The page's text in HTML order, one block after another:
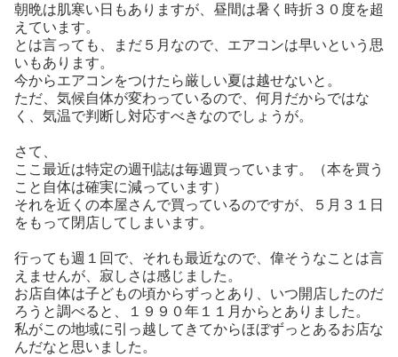
朝晩は肌寒い日もありますが、昼間は暑く時折３０度を超
えています。
とは言っても、まだ５月なので、エアコンは早いという思
いもあります。
今からエアコンをつけたら厳しい夏は越せないと。
ただ、気候自体が変わっているので、何月だからではな
く、気温で判断し対応すべきなのでしょうが。
さて、
ここ最近は特定の週刊誌は毎週買っています。（本を買う
こと自体は確実に減っています）
それを近くの本屋さんで買っているのですが、５月３１日
をもって閉店してしまいます。
行っても週１回で、それも最近なので、偉そうなことは言
えませんが、寂しさは感じました。
お店自体は子どもの頃からずっとあり、いつ開店したのだ
ろうと調べると、１９９０年１１月からとありました。
私がこの地域に引っ越してきてからほぼずっとあるお店な
んだなと思いました。